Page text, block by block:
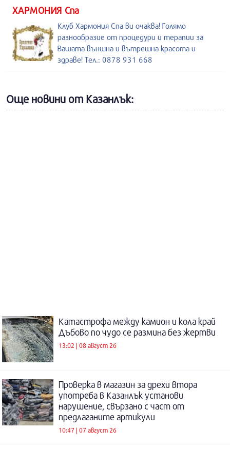
ХАРМОНИЯ Спа
Клуб Хармония Спа ви очаква! Голямо
разнообразие от процедури и терапии за
Вашата външна и вътрешна красота и
здраве! Тел.: 0878 931 668
Още новини от Казанлък:
Катастрофа между камион и кола край
Дъбово по чудо се размина без жертви
13:02 | 08 август 26
Проверка в магазин за дрехи втора
употреба в Казанлък установи
нарушение, свързано с част от
предлаганите артикули
10:47 | 07 август 26